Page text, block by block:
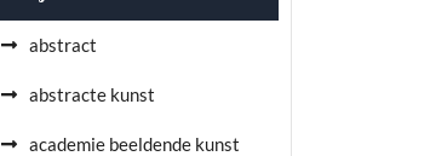
abstract
abstracte kunst
academie beeldende kunst